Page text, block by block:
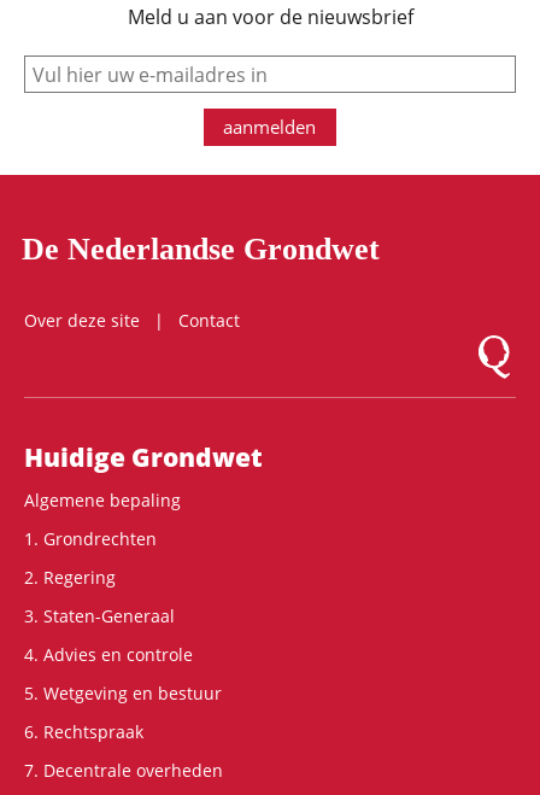
Meld u aan voor de nieuwsbrief
e-mail
aanmelden
De Nederlandse Grondwet
Over deze site
Contact
Logo
Hoofdnavigatie
Huidige Grondwet
Algemene bepaling
1. Grondrechten
2. Regering
3. Staten-Generaal
4. Advies en controle
5. Wetgeving en bestuur
6. Rechtspraak
7. Decentrale overheden